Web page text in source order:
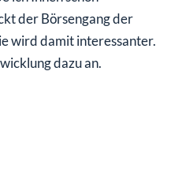
der Börsengang der
wird damit interessanter.
dazu an.